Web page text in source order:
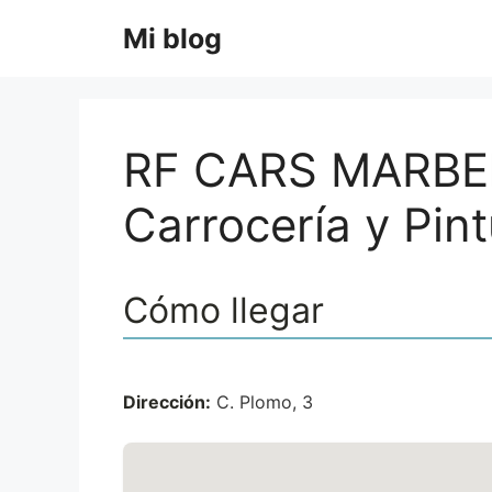
Mi blog
RF CARS
Carrocería y
Cómo llegar
Dirección: C. Plomo, 3